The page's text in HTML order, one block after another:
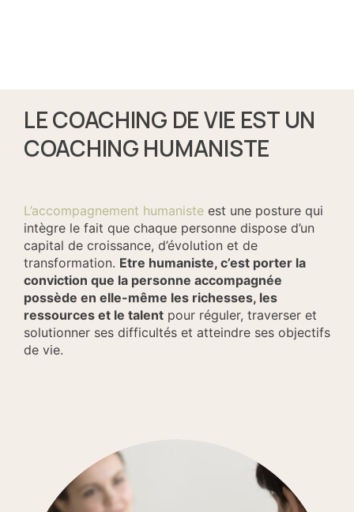
LE COACHING DE VIE EST UN
COACHING HUMANISTE
L’accompagnement humaniste est une posture qui
intègre le fait que chaque personne dispose d’un
capital de croissance, d’évolution et de
transformation. Etre humaniste, c’est porter la
conviction que la personne accompagnée
possède en elle-même les richesses, les
ressources et le talent pour réguler, traverser et
solutionner ses difficultés et atteindre ses objectifs
de vie.